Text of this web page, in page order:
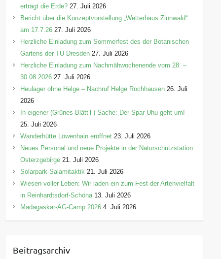
erträgt die Erde? 27. Juli 2026
Bericht über die Konzeptvorstellung „Wetterhaus Zinnwald“
am 17.7.26 27. Juli 2026
Herzliche Einladung zum Sommerfest des der Botanischen
Gartens der TU Dresden 27. Juli 2026
Herzliche Einladung zum Nachmähwochenende vom 28. –
30.08.2026 27. Juli 2026
Heulager ohne Helge – Nachruf Helge Rochhausen 26. Juli
2026
In eigener (Grünes-Blätt’l-) Sache: Der Spar-Uhu geht um!
25. Juli 2026
Wanderhütte Löwenhain eröffnet 23. Juli 2026
Neues Personal und neue Projekte in der Naturschutzstation
Osterzgebirge 21. Juli 2026
Solarpark-Salamitaktik 21. Juli 2026
Wiesen voller Leben: Wir laden ein zum Fest der Artenvielfalt
in Reinhardtsdorf-Schöna 13. Juli 2026
Madagaskar-AG-Camp 2026 4. Juli 2026
Beitragsarchiv